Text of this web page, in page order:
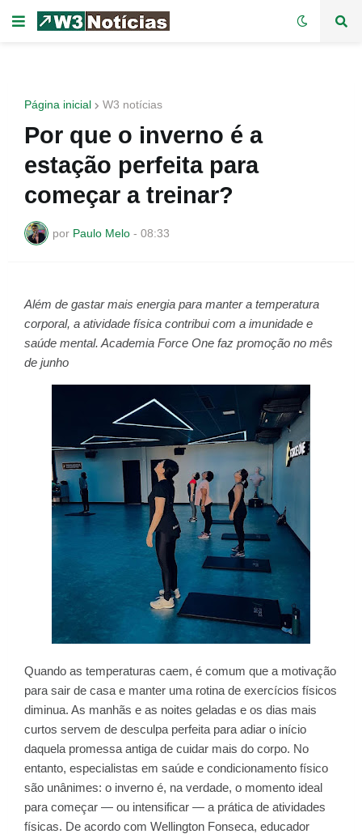
Página inicial W3 notícias
Por que o inverno é a
estação perfeita para
começar a treinar?
por Paulo Melo - 08:33
Além de gastar mais energia para manter a temperatura
corporal, a atividade física contribui com a imunidade e
saúde mental. Academia Force One faz promoção no mês
de junho
Quando as temperaturas caem, é comum que a motivação
para sair de casa e manter uma rotina de exercícios físicos
diminua. As manhãs e as noites geladas e os dias mais
curtos servem de desculpa perfeita para adiar o início
daquela promessa antiga de cuidar mais do corpo. No
entanto, especialistas em saúde e condicionamento físico
são unânimes: o inverno é, na verdade, o momento ideal
para começar — ou intensificar — a prática de atividades
físicas. De acordo com Wellington Fonseca, educador